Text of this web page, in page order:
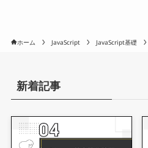
ホーム JavaScript JavaScript基礎
新着記事